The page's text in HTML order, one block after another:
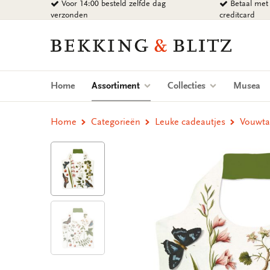
naar
Voor 14:00 besteld zelfde dag
verzonden
Betaal
creditcard
Bekking
Blitz
Uitgevers
Home Assortiment (current)Collecties Musea
Home Categorieën Leuke cadeautjes